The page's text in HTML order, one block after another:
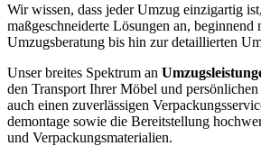
Wir wissen, dass jeder Umzug einzigartig
maßgeschneiderte Lösungen an, beginnend
Umzugsberatung bis hin zur detaillierten
Unser breites Spektrum an
den Transport Ihrer Möbel und persönlichen
auch einen zuverlässigen
demontage sowie die Bereitstellung
und Verpackungsmaterialien.